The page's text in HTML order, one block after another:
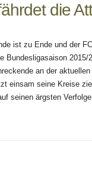
die
ist zu Ende und der
Bundesligasaison 2015/
an der
einsam seine Kreise
seinen ärgsten